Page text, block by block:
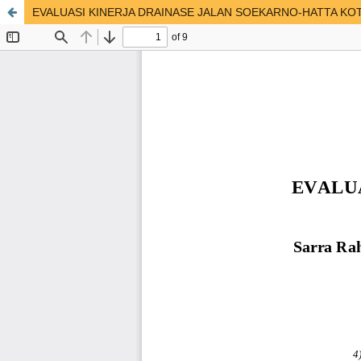
EVALUASI KINERJA DRAINASE JALAN SOEKARNO-HATTA